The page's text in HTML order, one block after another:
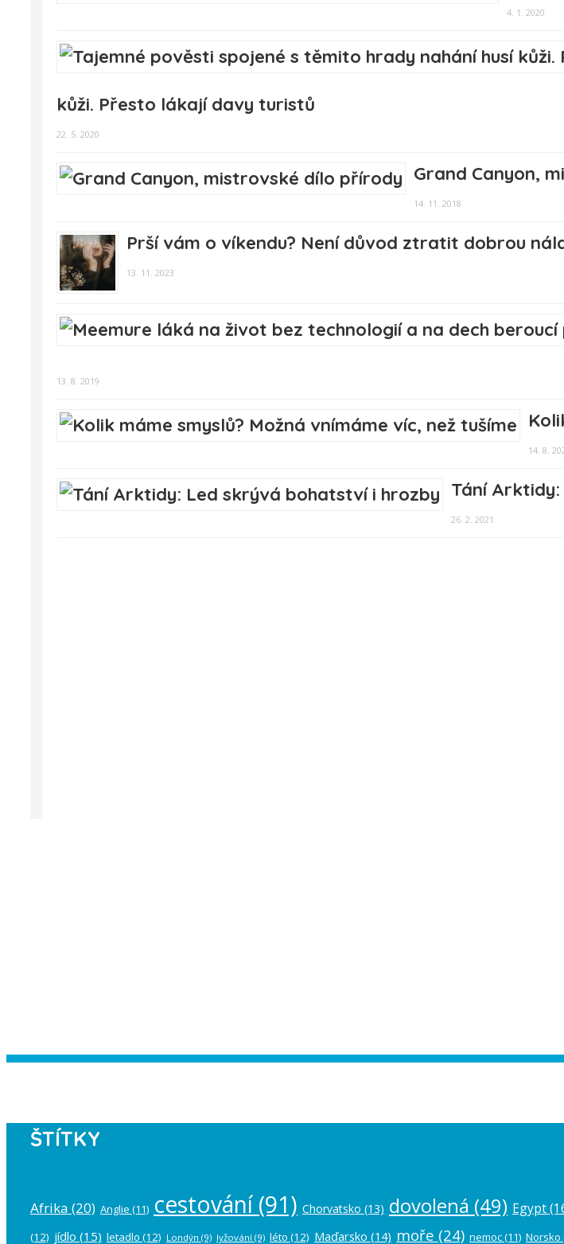
4. 1. 2020
kůži. Přesto lákají davy turistů
22. 5. 2020
Grand Canyon,
14. 11. 2018
Prší vám o víkendu? Není důvod ztratit dobrou
13. 11. 2023
13. 8. 2019
14. 8.
Tání
26. 2. 2021
ŠTÍTKY
Afrika (20) Anglie (11) cestování(91) Chorvatsko (13) dovolená (49) Egypt
(12) jídlo (15) letadlo (12) Londýn (9) lyžování (9) léto (12) Maďarsko (14) moře (24) nemoc(11) Norsko